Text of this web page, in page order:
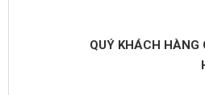
QUÝ KHÁCH HÀNG